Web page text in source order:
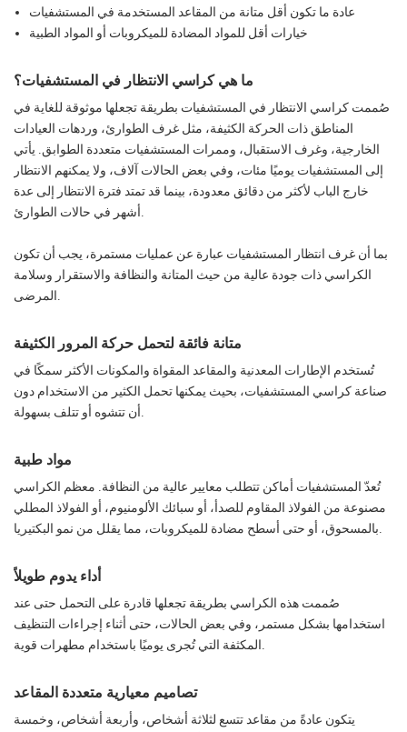
عادة ما تكون أقل متانة من المقاعد المستخدمة في المستشفيات
خيارات أقل للمواد المضادة للميكروبات أو المواد الطبية
ما هي كراسي الانتظار في المستشفيات؟
صُممت كراسي الانتظار في المستشفيات بطريقة تجعلها موثوقة للغاية في
المناطق ذات الحركة الكثيفة، مثل غرف الطوارئ، وردهات العيادات
الخارجية، وغرف الاستقبال، وممرات المستشفيات متعددة الطوابق. يأتي
إلى المستشفيات يوميًا مئات، وفي بعض الحالات آلاف، ولا يمكنهم الانتظار
خارج الباب لأكثر من دقائق معدودة، بينما قد تمتد فترة الانتظار إلى عدة
أشهر في حالات الطوارئ.
بما أن غرف انتظار المستشفيات عبارة عن عمليات مستمرة، يجب أن تكون
الكراسي ذات جودة عالية من حيث المتانة والنظافة والاستقرار وسلامة
المرضى.
متانة فائقة لتحمل حركة المرور الكثيفة
تُستخدم الإطارات المعدنية والمقاعد المقواة والمكونات الأكثر سمكًا في
صناعة كراسي المستشفيات، بحيث يمكنها تحمل الكثير من الاستخدام دون
أن تتشوه أو تتلف بسهولة.
مواد طبية
تُعدّ المستشفيات أماكن تتطلب معايير عالية من النظافة. معظم الكراسي
مصنوعة من الفولاذ المقاوم للصدأ، أو سبائك الألومنيوم، أو الفولاذ المطلي
بالمسحوق، أو حتى أسطح مضادة للميكروبات، مما يقلل من نمو البكتيريا.
أداء يدوم طويلاً
صُممت هذه الكراسي بطريقة تجعلها قادرة على التحمل حتى عند
استخدامها بشكل مستمر، وفي بعض الحالات، حتى أثناء إجراءات التنظيف
المكثفة التي تُجرى يوميًا باستخدام مطهرات قوية.
تصاميم معيارية متعددة المقاعد
يتكون عادةً من مقاعد تتسع لثلاثة أشخاص، وأربعة أشخاص، وخمسة